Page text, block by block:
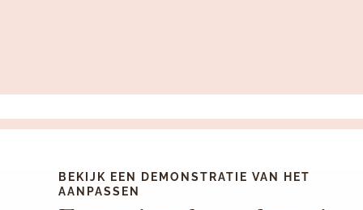
BEKIJK EEN DEMONSTRATIE VAN HET
AANPASSEN